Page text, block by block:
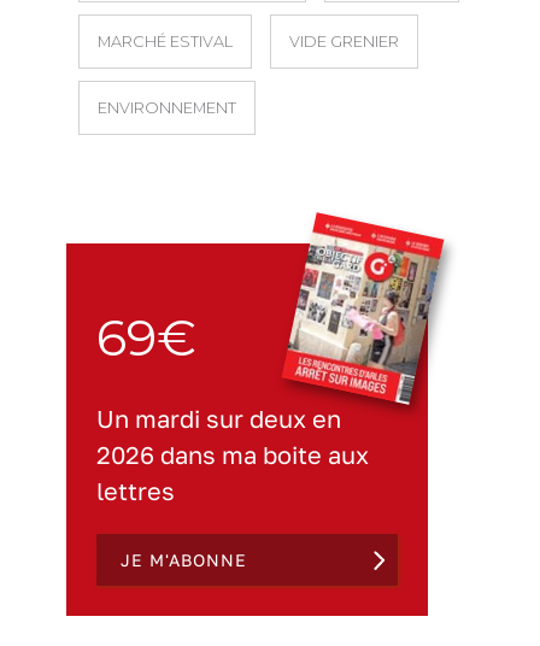
MARCHÉ ESTIVAL VIDE GRENIER
ENVIRONNEMENT
69€
Un mardi sur deux en
2026 dans ma boite aux
lettres
JE M'ABONNE